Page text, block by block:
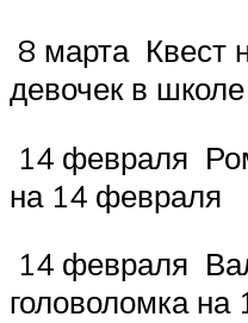
8 марта Квест
девочек в школе
14 февраля
на 14 февраля
14 февраля
головоломка